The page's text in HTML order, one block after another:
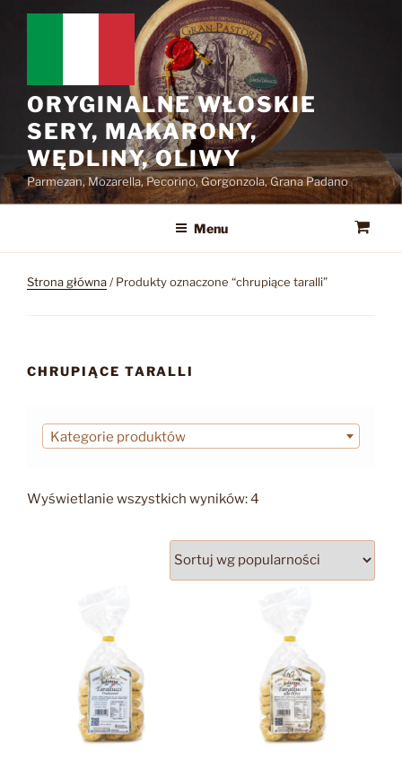
Przejdź
ORYGINALNE WŁOSKIE
SERY, MAKARONY,
WĘDLINY, OLIWY
Parmezan, Mozarella, Pecorino, Gorgonzola, Grana Padano
Menu
Strona główna/ Produkty oznaczone “chrupiące taralli”
CHRUPIĄCE TARALLI
Kategorie produktów
Wyświetlanie wszystkich wyników: 4
popularności